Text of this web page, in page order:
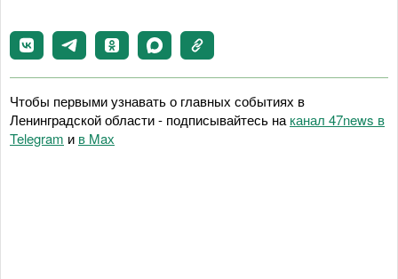
Чтобы первыми узнавать о главных событиях в
Ленинградской области - подписывайтесь на канал 47news в
Telegram и в Maх